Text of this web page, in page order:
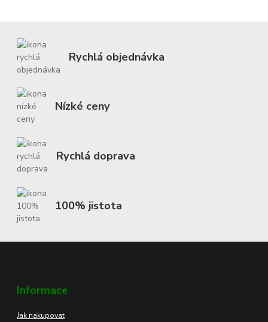
Rychlá objednávka
Nízké ceny
Rychlá doprava
100% jistota
Informace
Jak nakupovat